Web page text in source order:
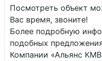
Посмотреть объект
Вас время, звоните!
Более подробную
подобных
Компании «Альянс